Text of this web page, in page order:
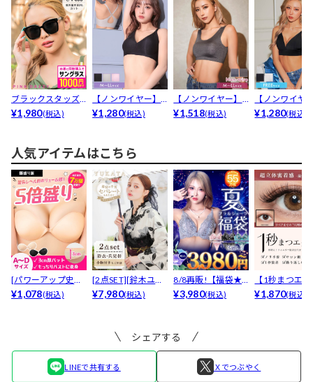
ブラックスタッズ
サングラス
¥1,980(税込)
【ノンワイヤー】
カジュアルリブバ
¥1,280(税込)
【ノンワイヤー】
カップ付きワンカ
¥1,518(税込)
【ノンワイヤ
ワンカラーバ
¥1,280(税込)
人気アイテムはこちら
[パワーアップ史上
最強5倍盛りアップ
¥1,078(税込)
[2点SET][鈴木ユリ
ア(baby)...
¥7,980(税込)
8/8再販!【福袋★
ブラセット3点
¥3,980(税込)
【1秒まつエ
リュームタイ
¥1,870(税込)
シェアする
LINEで共有する Ｘでつぶやく